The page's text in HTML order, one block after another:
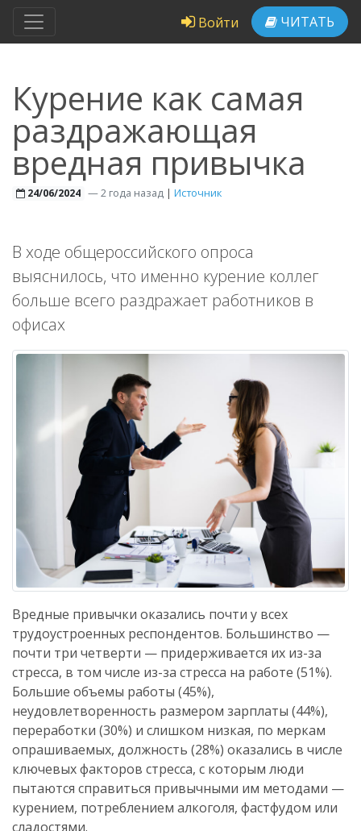
Войти ЧИТАТЬ
Курение как самая
раздражающая
вредная привычка
24/06/2024 —2 года назад | Источник
В ходе общероссийского опроса
выяснилось, что именно курение коллег
больше всего раздражает работников в
офисах
Вредные привычки оказались почти у всех
трудоустроенных респондентов. Большинство —
почти три четверти — придерживается их из-за
стресса, в том числе из-за стресса на работе (51%).
Большие объемы работы (45%),
неудовлетворенность размером зарплаты (44%),
переработки (30%) и слишком низкая, по меркам
опрашиваемых, должность (28%) оказались в числе
ключевых факторов стресса, с которым люди
пытаются справиться привычными им методами —
курением, потреблением алкоголя, фастфудом или
сладостями.